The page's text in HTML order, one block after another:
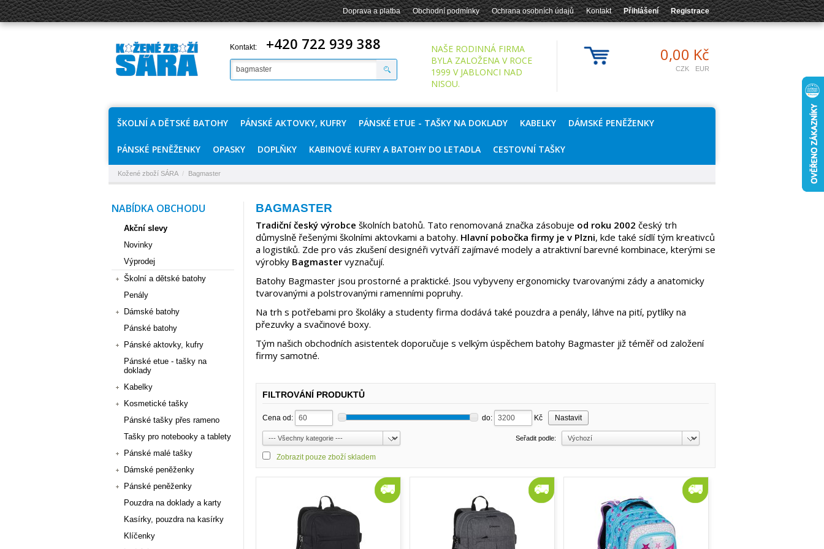
Doprava a platba Obchodní podmínky Ochrana osobních údajů Kontakt Přihlášení Registrace
Kontakt: +420 722 939 388
NAŠE RODINNÁ FIRMA
BYLA ZALOŽENA V ROCE
1999 V JABLONCI NAD
NISOU.
0,00 Kč
CZK EUR
ŠKOLNÍ A DĚTSKÉ BATOHY PÁNSKÉ AKTOVKY, KUFRY PÁNSKÉ ETUE - TAŠKY NA DOKLADY KABELKY DÁMSKÉ PENĚŽENKY
PÁNSKÉ PENĚŽENKY OPASKY DOPLŇKY KABINOVÉ KUFRY A BATOHY DO LETADLA CESTOVNÍ TAŠKY
Kožené zboží SÁRA / Bagmaster
BAGMASTER
Tradiční český výrobce školních batohů. Tato renomovaná značka zásobuje od roku 2002 český trh
důmyslně řešenými školními aktovkami a batohy. Hlavní pobočka firmy je v Plzni, kde také sídlí tým kreativců
a logistiků. Zde pro vás zkušení designéři vytváří zajímavé modely a atraktivní barevné kombinace, kterými se
výrobky Bagmaster vyznačují.
Batohy Bagmaster jsou prostorné a praktické. Jsou vybyveny ergonomicky tvarovanými zády a anatomicky
tvarovanými a polstrovanými ramenními popruhy.
Na trh s potřebami pro školáky a studenty firma dodává také pouzdra a penály, láhve na pití, pytlíky na
přezuvky a svačinové boxy.
Tým našich obchodních asistentek doporučuje s velkým úspěchem batohy Bagmaster již téměř od založení
firmy samotné.
FILTROVÁNÍ PRODUKTŮ
Cena od: do: Kč
Seřadit podle:
Zobrazit pouze zboží skladem
NABÍDKA OBCHODU
Akční slevy
Novinky
Výprodej
Školní a dětské batohy
Penály
Dámské batohy
Pánské batohy
Pánské aktovky, kufry
Pánské etue - tašky na
doklady
Kabelky
Kosmetické tašky
Pánské tašky přes rameno
Tašky pro notebooky a tablety
Pánské malé tašky
Dámské peněženky
Pánské peněženky
Pouzdra na doklady a karty
Kasírky, pouzdra na kasírky
Klíčenky